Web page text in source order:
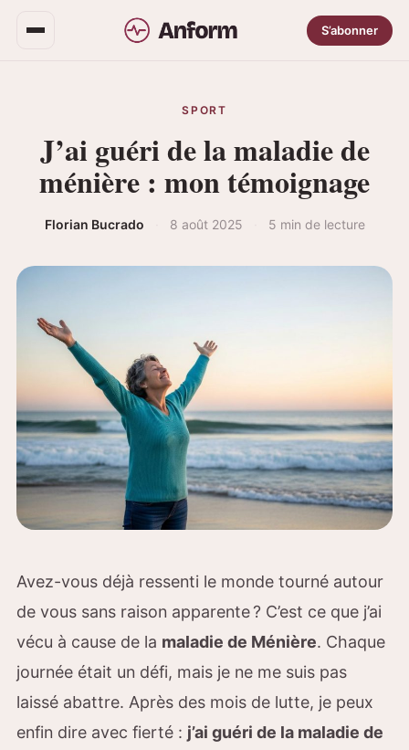
S’abonner
SPORT
J’ai guéri de la maladie de
ménière : mon témoignage
Florian Bucrado 8 août 2025 5 min de lecture
Avez-vous déjà ressenti le monde tourné autour
de vous sans raison apparente ? C’est ce que j’ai
vécu à cause de la maladie de Ménière. Chaque
journée était un défi, mais je ne me suis pas
laissé abattre. Après des mois de lutte, je peux
enfin dire avec fierté : j’ai guéri de la maladie de